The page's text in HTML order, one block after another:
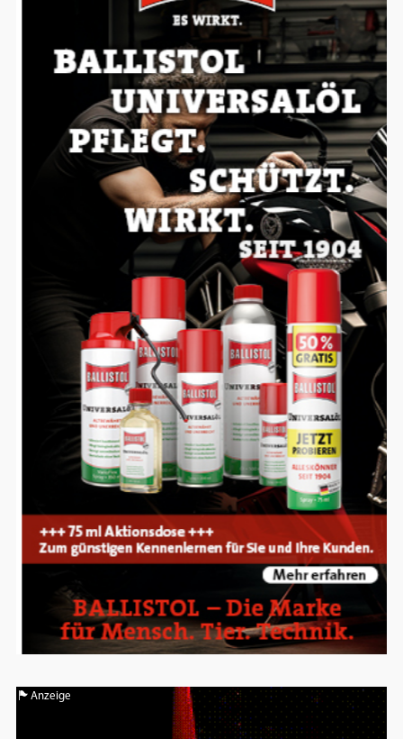
Anzeige